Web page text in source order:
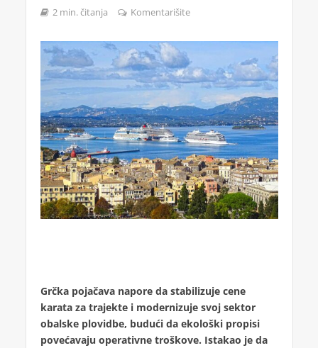
2 min. čitanja
Komentarišite
Grčka pojačava napore da stabilizuje cene
karata za trajekte i modernizuje svoj sektor
obalske plovidbe, budući da ekološki propisi
povećavaju operativne troškove. Istakao je da